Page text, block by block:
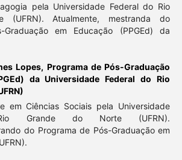
pela Universidade Federal do Rio
(UFRN). Atualmente, mestranda do
Graduação em Educação (PPGEd) da
Lopes, Programa de Pós-Graduação
da Universidade Federal do Rio
em Ciências Sociais pela Universidade
Grande do Norte (UFRN).
do Programa de Pós-Graduação em